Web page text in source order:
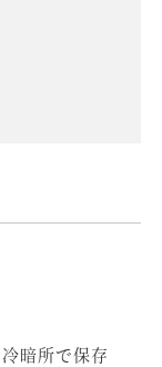
暗所で保存